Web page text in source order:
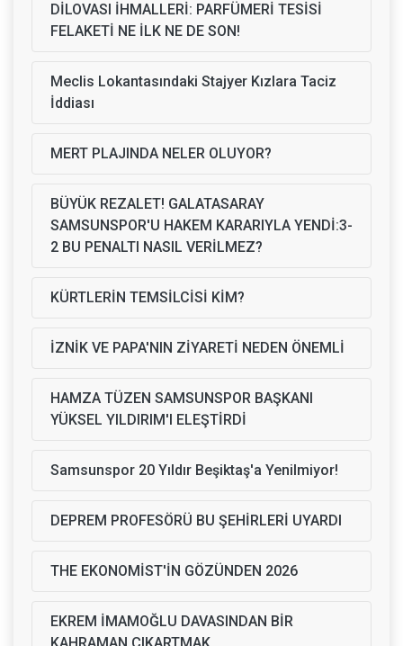
DİLOVASI İHMALLERİ: PARFÜMERİ TESİSİ
FELAKETİ NE İLK NE DE SON!
Meclis Lokantasındaki Stajyer Kızlara Taciz
İddiası
MERT PLAJINDA NELER OLUYOR?
BÜYÜK REZALET! GALATASARAY
SAMSUNSPOR'U HAKEM KARARIYLA YENDİ:3-
2 BU PENALTI NASIL VERİLMEZ?
KÜRTLERİN TEMSİLCİSİ KİM?
İZNİK VE PAPA'NIN ZİYARETİ NEDEN ÖNEMLİ
HAMZA TÜZEN SAMSUNSPOR BAŞKANI
YÜKSEL YILDIRIM'I ELEŞTİRDİ
Samsunspor 20 Yıldır Beşiktaş'a Yenilmiyor!
DEPREM PROFESÖRÜ BU ŞEHİRLERİ UYARDI
THE EKONOMİST'İN GÖZÜNDEN 2026
EKREM İMAMOĞLU DAVASINDAN BİR